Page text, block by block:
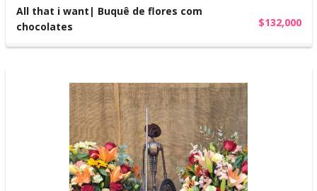
All that i want| Buquê de flores com
chocolates
$132,000